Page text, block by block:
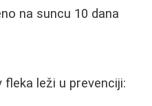
na suncu 10 dana
leži u prevenciji: